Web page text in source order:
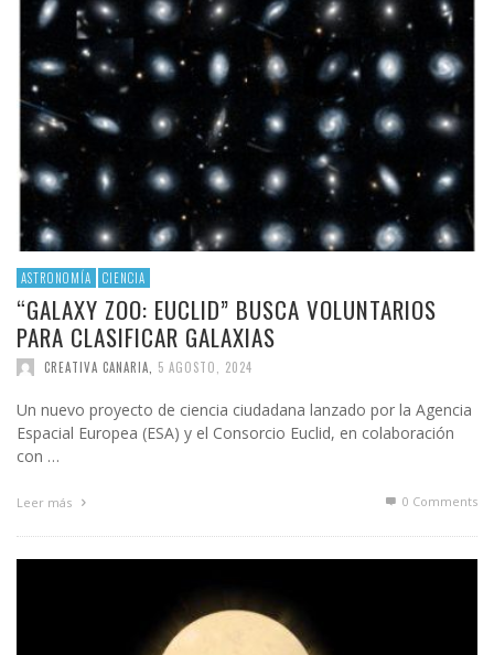
ASTRONOMÍA CIENCIA
“GALAXY ZOO: EUCLID” BUSCA VOLUNTARIOS
PARA CLASIFICAR GALAXIAS
CREATIVA CANARIA 5 AGOSTO, 2024
Un nuevo proyecto de ciencia ciudadana lanzado por la Agencia
Espacial Europea (ESA) y el Consorcio Euclid, en colaboración
con …
Leer más 0 Comments